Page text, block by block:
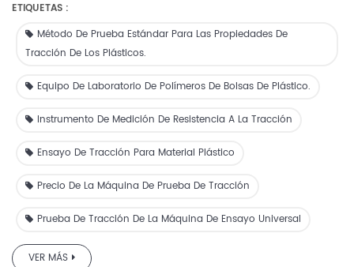
materiales de embalaje blandos, papel, telas no tejidas,
materiales para paquetes de medicamentos, jeringas,
tapas de botellas, tapones de goma y otros materiales de
embalaje. Se prueban sus propiedades mecánicas para
ETIQUETAS :
Método De Prueba Estándar Para Las Propiedades De
Tracción De Los Plásticos.
Equipo De Laboratorio De Polímeros De Bolsas De Plástico.
Instrumento De Medición De Resistencia A La Tracción
Ensayo De Tracción Para Material Plástico
Precio De La Máquina De Prueba De Tracción
Prueba De Tracción De La Máquina De Ensayo Universal
VER MÁS